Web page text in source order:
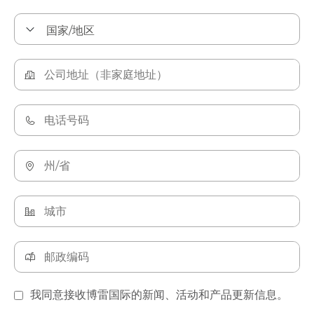
我同意接收博雷国际的新闻、活动和产品更新信息。